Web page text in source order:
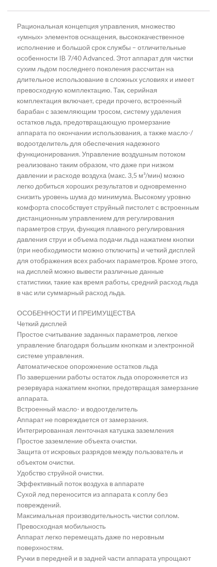
Рациональная концепция управления, множество
«умных» элементов оснащения, высококачественное
исполнение и большой срок службы – отличительные
особенности IB 7/40 Advanced. Этот аппарат для чистки
сухим льдом последнего поколения рассчитан на
длительное использование в сложных условиях и имеет
превосходную комплектацию. Так, серийная
комплектация включает, среди прочего, встроенный
барабан с заземляющим тросом, систему удаления
остатков льда, предотвращающую промерзание
аппарата по окончании использования, а также масло-/
водоотделитель для обеспечения надежного
функционирования. Управление воздушным потоком
реализовано таким образом, что даже при низком
давлении и расходе воздуха (макс. 3,5 м³/мин) можно
легко добиться хороших результатов и одновременно
снизить уровень шума до минимума. Высокому уровню
комфорта способствует струйный пистолет с встроенным
дистанционным управлением для регулирования
параметров струи, функция плавного регулирования
давления струи и объема подачи льда нажатием кнопки
(при необходимости можно отключить) и четкий дисплей
для отображения всех рабочих параметров. Кроме этого,
на дисплей можно вывести различные данные
статистики, такие как время работы, средний расход льда
в час или суммарный расход льда.
ОСОБЕННОСТИ И ПРЕИМУЩЕСТВА
Четкий дисплей
Простое считывание заданных параметров, легкое
управление благодаря большим кнопкам и электронной
системе управления.
Автоматическое опорожнение остатков льда
По завершении работы остаток льда опорожняется из
резервуара нажатием кнопки, предотвращая замерзание
аппарата.
Встроенный масло- и водоотделитель
Аппарат не повреждается от замерзания.
Интегрированная ленточная катушка заземления
Простое заземление объекта очистки.
Защита от искровых разрядов между пользователь и
объектом очистки.
Удобство струйной очистки.
Эффективный поток воздуха в аппарате
Сухой лед переносится из аппарата к соплу без
повреждений.
Максимальная производительность чистки соплом.
Превосходная мобильность
Аппарат легко перемещать даже по неровным
поверхностям.
Ручки в передней и в задней части аппарата упрощают